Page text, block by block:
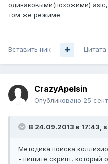
одинаковыми(похожими)
том же режиме
Вставить ник Цитата
CrazyApelsin
Опубликовано 25
В 24.09.2013 в 17:43,
Методика поиска
- пишите скрипт, который